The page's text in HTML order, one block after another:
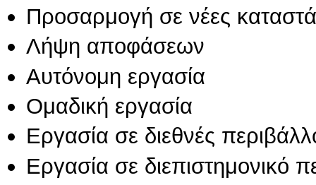
Προσαρμογή σε νέες
Λήψη αποφάσεων
Αυτόνομη εργασία
Ομαδική εργασία
Εργασία σε διεθνές
Εργασία σε διεπιστημονικό